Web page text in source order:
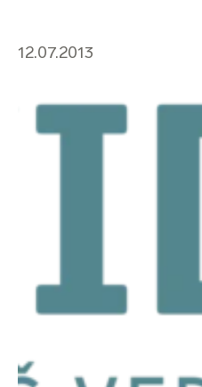
12.07.2013